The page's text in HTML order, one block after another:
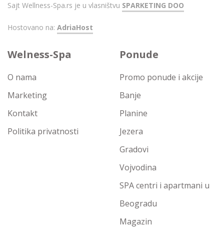
Sajt Wellness-Spa.rs je u vlasništvu SPARKETING DOO
Hostovano na: AdriaHost
Welness-Spa
O nama
Marketing
Kontakt
Politika privatnosti
Ponude
Promo ponude i akcije
Banje
Planine
Jezera
Gradovi
Vojvodina
SPA centri i apartmani u
Beogradu
Magazin